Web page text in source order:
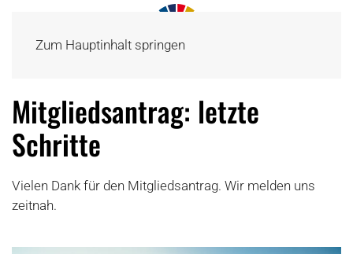
Zum Hauptinhalt springen
Mitgliedsantrag: letzte
Schritte
Vielen Dank für den Mitgliedsantrag. Wir melden uns
zeitnah.